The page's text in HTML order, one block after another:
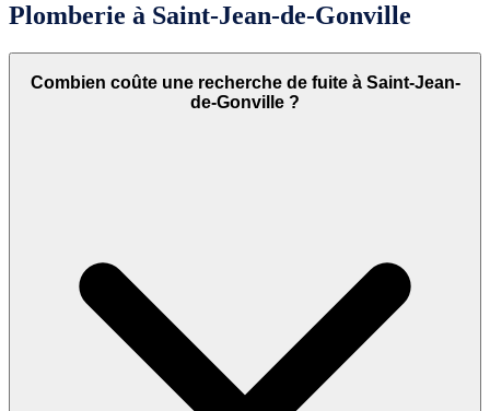
Plomberie à Saint-Jean-de-Gonville
Combien coûte une recherche de fuite à Saint-Jean-
de-Gonville ?